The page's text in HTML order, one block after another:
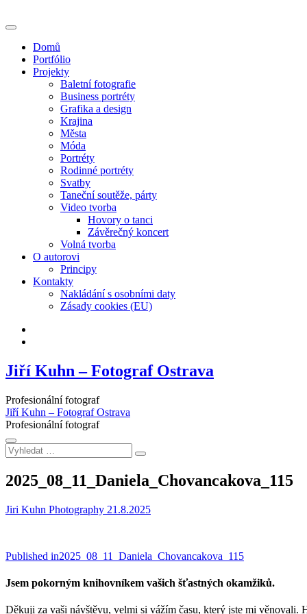
to
Domů
Portfólio
Projekty
Baletní fotografie
Business portréty
Grafika a design
Krajina
Města
Móda
Portréty
Rodinné portréty
Svatby
Taneční soutěže, párty
Video tvorba
Hovory o tanci
Závěrečný koncert
Volná tvorba
O autorovi
Principy
Kontakty
Nakládání s osobními daty
Zásady cookies (EU)
Jiří Kuhn – Fotograf Ostrava
Profesionální fotograf
Jiří Kuhn – Fotograf Ostrava
Profesionální fotograf
Vyhledat
…
2025_08_11_Daniela_Chovancakova_115
Jiri Kuhn Photography 21.8.2025
Navigace
pro
Published in2025_08_11_Daniela_Chovancakova_115
Jsem pokorným knihovníkem vašich šťastných okamžiků.
Děkuji za vaši návštěvu, velmi si vážím času, který jste mi věnovali.